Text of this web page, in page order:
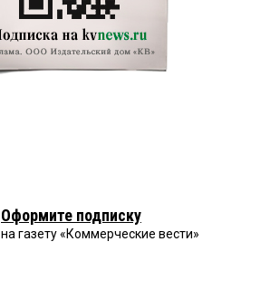
Оформите подписку
на газету «Коммерческие вести»